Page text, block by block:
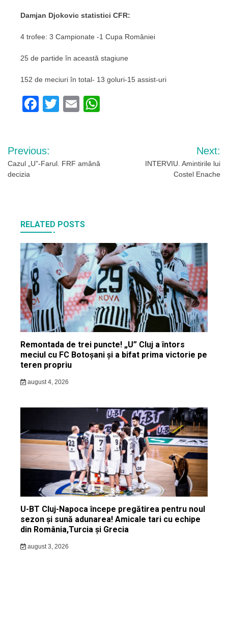
Damjan Djokovic statistici CFR:
4 trofee: 3 Campionate -1 Cupa României
25 de partide în această stagiune
152 de meciuri în total- 13 goluri-15 assist-uri
Facebook
TwitterEmail
Navigare
în
Previous:
Cazul „U”-Farul. FRF amână
decizia
Next:
INTERVIU. Amintirile lui
Costel Enache
RELATED POSTS
Remontada de trei puncte! „U” Cluj a întors
meciul cu FC Botoșani și a bifat prima victorie pe
teren propriu
august 4, 2026
U-BT Cluj-Napoca începe pregătirea pentru noul
sezon și sună adunarea! Amicale tari cu echipe
din România,Turcia și Grecia
august 3, 2026